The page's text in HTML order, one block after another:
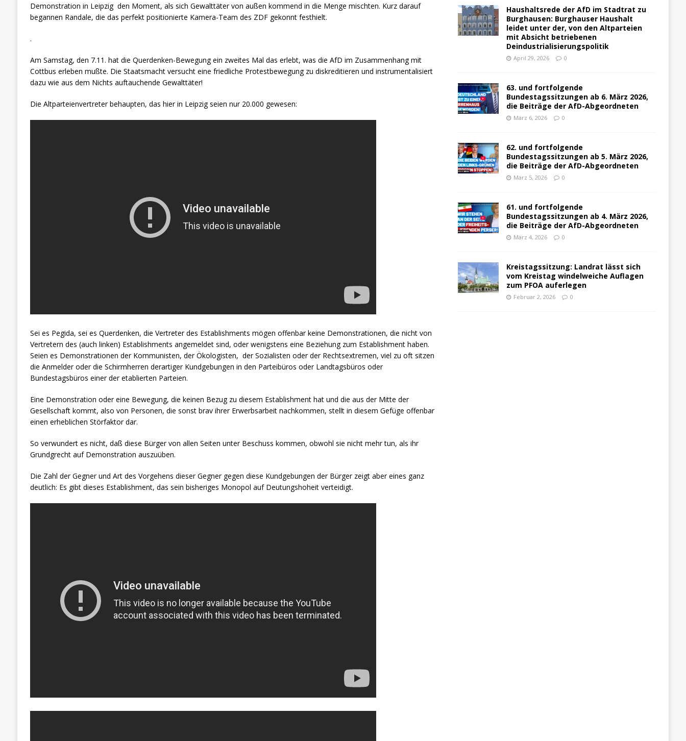
Demonstration in Leipzig den Moment, als sich Gewalttäter von außen kommend in die Menge mischten. Kurz darauf
begannen Randale, die das perfekt positionierte Kamera-Team des ZDF gekonnt festhielt.
.
Am Samstag, den 7.11. hat die Querdenken-Bewegung ein zweites Mal das erlebt, was die AfD im Zusammenhang mit
Cottbus erleben mußte. Die Staatsmacht versucht eine friedliche Protestbewegung zu diskreditieren und instrumentalisiert
dazu wie aus dem Nichts auftauchende Gewalttäter!
Die Altparteienvertreter behaupten, das hier in Leipzig seien nur 20.000 gewesen:
Sei es Pegida, sei es Querdenken, die Vertreter des Establishments mögen offenbar keine Demonstrationen, die nicht von
Vertretern des (auch linken) Establishments angemeldet sind, oder wenigstens eine Beziehung zum Establishment haben.
Seien es Demonstrationen der Kommunisten, der Ökologisten, der Sozialisten oder der Rechtsextremen, viel zu oft sitzen
die Anmelder oder die Schirmherren derartiger Kundgebungen in den Parteibüros oder Landtagsbüros oder
Bundestagsbüros einer der etablierten Parteien.
Eine Demonstration oder eine Bewegung, die keinen Bezug zu diesem Establishment hat und die aus der Mitte der
Gesellschaft kommt, also von Personen, die sonst brav ihrer Erwerbsarbeit nachkommen, stellt in diesem Gefüge offenbar
einen erheblichen Störfaktor dar.
So verwundert es nicht, daß diese Bürger von allen Seiten unter Beschuss kommen, obwohl sie nicht mehr tun, als ihr
Grundgrecht auf Demonstration auszuüben.
Die Zahl der Gegner und Art des Vorgehens dieser Gegner gegen diese Kundgebungen der Bürger zeigt aber eines ganz
deutlich: Es gibt dieses Establishment, das sein bisheriges Monopol auf Deutungshoheit verteidigt.
Haushaltsrede der AfD im Stadtrat zu
Burghausen: Burghauser Haushalt
leidet unter der, von den Altparteien
mit Absicht betriebenen
Deindustrialisierungspolitik
April 29, 2026 0
63. und fortfolgende
Bundestagssitzungen ab 6. März 2026,
die Beiträge der AfD-Abgeordneten
März 6, 2026 0
62. und fortfolgende
Bundestagssitzungen ab 5. März 2026,
die Beiträge der AfD-Abgeordneten
März 5, 2026 0
61. und fortfolgende
Bundestagssitzungen ab 4. März 2026,
die Beiträge der AfD-Abgeordneten
März 4, 2026 0
Kreistagssitzung: Landrat lässt sich
vom Kreistag windelweiche Auflagen
zum PFOA auferlegen
Februar 2, 2026 0